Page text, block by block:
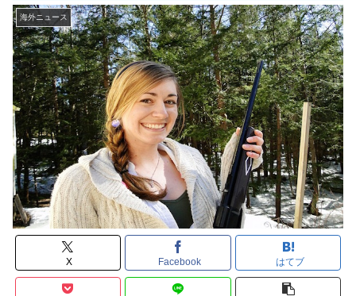
海外ニュース
X Facebook はてブ